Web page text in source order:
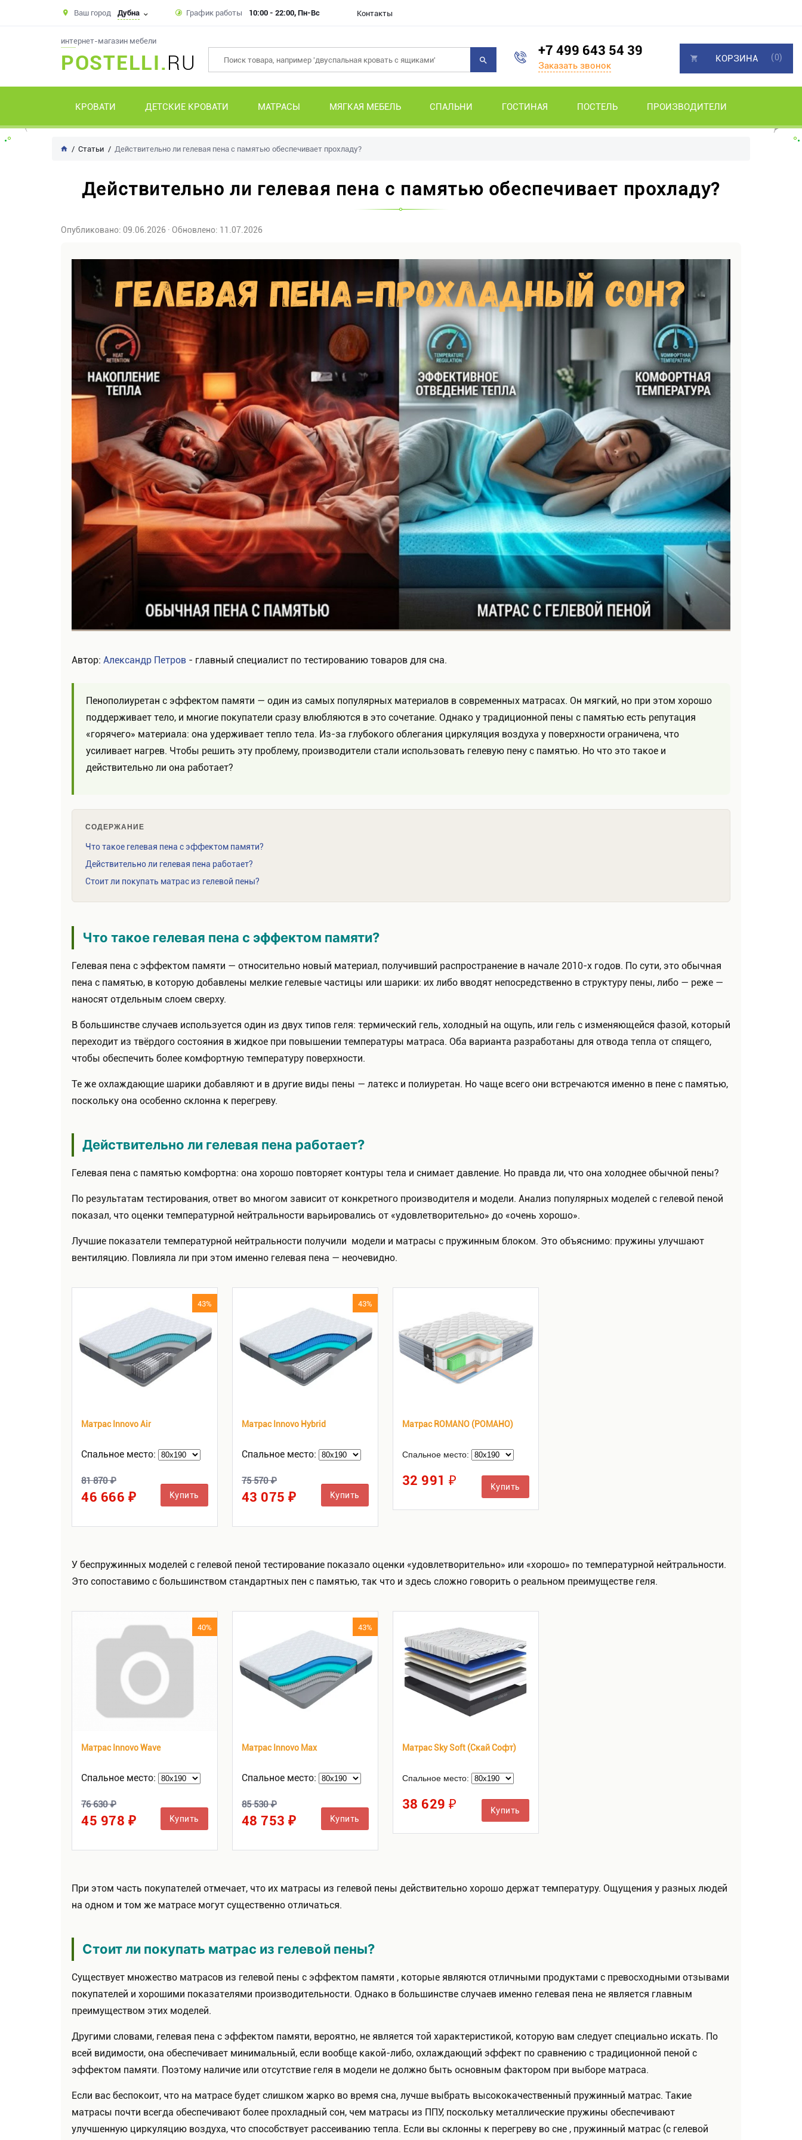
Ваш город Дубна График работы 10:00 - 22:00, Пн-Вс Контакты
интернет-магазин мебели
POSTELLI.RU
+7 499 643 54 39
Заказать звонок
КРОВАТИ ДЕТСКИЕ КРОВАТИ МАТРАСЫ МЯГКАЯ МЕБЕЛЬ СПАЛЬНИ ГОСТИНАЯ ПОСТЕЛЬ ПРОИЗВОДИТЕЛИ
КОРЗИНА (0)
Статьи Действительно ли гелевая пена с памятью обеспечивает прохладу?
Действительно ли гелевая пена с памятью обеспечивает прохладу?
Опубликовано: 09.06.2026 · Обновлено: 11.07.2026
Автор: Александр Петров - главный специалист по тестированию товаров для сна.
Пенополиуретан с эффектом памяти — один из самых популярных материалов в современных матрасах. Он мягкий, но при этом хорошо
поддерживает тело, и многие покупатели сразу влюбляются в это сочетание. Однако у традиционной пены с памятью есть репутация
«горячего» материала: она удерживает тепло тела. Из-за глубокого облегания циркуляция воздуха у поверхности ограничена, что
усиливает нагрев. Чтобы решить эту проблему, производители стали использовать гелевую пену с памятью. Но что это такое и
действительно ли она работает?
СОДЕРЖАНИЕ
Что такое гелевая пена с эффектом памяти?
Действительно ли гелевая пена работает?
Стоит ли покупать матрас из гелевой пены?
Что такое гелевая пена с эффектом памяти?
Гелевая пена с эффектом памяти — относительно новый материал, получивший распространение в начале 2010-х годов. По сути, это обычная
пена с памятью, в которую добавлены мелкие гелевые частицы или шарики: их либо вводят непосредственно в структуру пены, либо — реже —
наносят отдельным слоем сверху.
В большинстве случаев используется один из двух типов геля: термический гель, холодный на ощупь, или гель с изменяющейся фазой, который
переходит из твёрдого состояния в жидкое при повышении температуры матраса. Оба варианта разработаны для отвода тепла от спящего,
чтобы обеспечить более комфортную температуру поверхности.
Те же охлаждающие шарики добавляют и в другие виды пены — латекс и полиуретан. Но чаще всего они встречаются именно в пене с памятью,
поскольку она особенно склонна к перегреву.
Действительно ли гелевая пена работает?
Гелевая пена с памятью комфортна: она хорошо повторяет контуры тела и снимает давление. Но правда ли, что она холоднее обычной пены?
По результатам тестирования, ответ во многом зависит от конкретного производителя и модели. Анализ популярных моделей с гелевой пеной
показал, что оценки температурной нейтральности варьировались от «удовлетворительно» до «очень хорошо».
Лучшие показатели температурной нейтральности получили модели и матрасы с пружинным блоком. Это объяснимо: пружины улучшают
вентиляцию. Повлияла ли при этом именно гелевая пена — неочевидно.
43%
Матрас Innovo Air
Спальное место:
81 870 ₽
46 666 ₽ Купить
43%
Матрас Innovo Hybrid
Спальное место:
75 570 ₽
43 075 ₽ Купить
Матрас ROMANO (РОМАНО)
Спальное место:
32 991 ₽ Купить
У беспружинных моделей с гелевой пеной тестирование показало оценки «удовлетворительно» или «хорошо» по температурной нейтральности.
Это сопоставимо с большинством стандартных пен с памятью, так что и здесь сложно говорить о реальном преимуществе геля.
40%
Матрас Innovo Wave
Спальное место:
76 630 ₽
45 978 ₽ Купить
43%
Матрас Innovo Max
Спальное место:
85 530 ₽
48 753 ₽ Купить
Матрас Sky Soft (Скай Софт)
Спальное место:
38 629 ₽ Купить
При этом часть покупателей отмечает, что их матрасы из гелевой пены действительно хорошо держат температуру. Ощущения у разных людей
на одном и том же матрасе могут существенно отличаться.
Стоит ли покупать матрас из гелевой пены?
Существует множество матрасов из гелевой пены с эффектом памяти , которые являются отличными продуктами с превосходными отзывами
покупателей и хорошими показателями производительности. Однако в большинстве случаев именно гелевая пена не является главным
преимуществом этих моделей.
Другими словами, гелевая пена с эффектом памяти, вероятно, не является той характеристикой, которую вам следует специально искать. По
всей видимости, она обеспечивает минимальный, если вообще какой-либо, охлаждающий эффект по сравнению с традиционной пеной с
эффектом памяти. Поэтому наличие или отсутствие геля в модели не должно быть основным фактором при выборе матраса.
Если вас беспокоит, что на матрасе будет слишком жарко во время сна, лучше выбрать высококачественный пружинный матрас. Такие
матрасы почти всегда обеспечивают более прохладный сон, чем матрасы из ППУ, поскольку металлические пружины обеспечивают
улучшенную циркуляцию воздуха, что способствует рассеиванию тепла. Если вы склонны к перегреву во сне , пружинный матрас (с гелевой